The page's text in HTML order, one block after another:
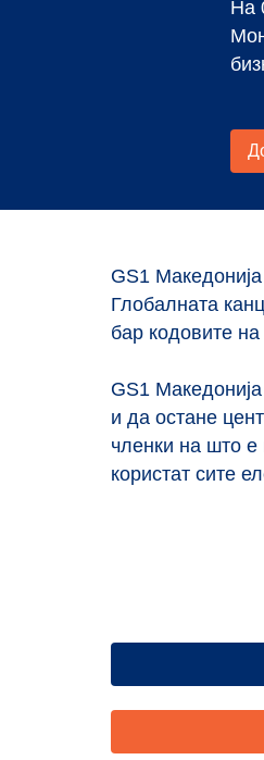
GS1
Глобалната
бар кодовите
GS1
и да остане
членки на што
користат сите